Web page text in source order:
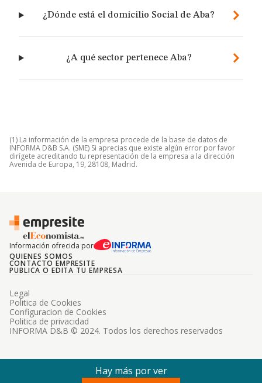
¿Dónde está el domicilio Social de Aba?
¿A qué sector pertenece Aba?
(1) La información de la empresa procede de la base de datos de
INFORMA D&B S.A. (SME) Si aprecias que existe algún error por favor
dirígete acreditando tu representación de la empresa a la dirección
Avenida de Europa, 19, 28108, Madrid.
Información ofrecida por
QUIENES SOMOS
CONTACTO EMPRESITE
PUBLICA O EDITA TU EMPRESA
INFORMA D&B © 2024. Todos los derechos reservados
Legal
Politica de Cookies
Configuracion de Cookies
Politica de privacidad
Hay más por ver